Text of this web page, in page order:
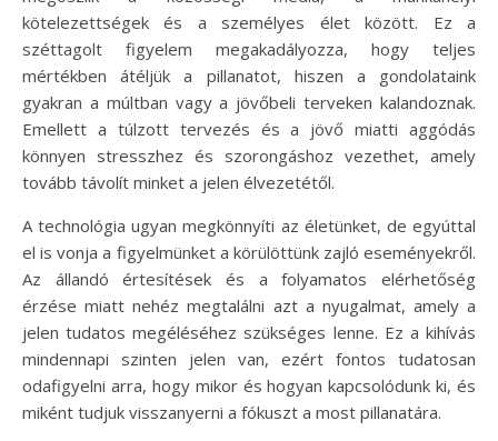
kötelezettségek és a személyes élet között. Ez a
széttagolt figyelem megakadályozza, hogy teljes
mértékben átéljük a pillanatot, hiszen a gondolataink
gyakran a múltban vagy a jövőbeli terveken kalandoznak.
Emellett a túlzott tervezés és a jövő miatti aggódás
könnyen stresszhez és szorongáshoz vezethet, amely
tovább távolít minket a jelen élvezetétől.
A technológia ugyan megkönnyíti az életünket, de egyúttal
el is vonja a figyelmünket a körülöttünk zajló eseményekről.
Az állandó értesítések és a folyamatos elérhetőség
érzése miatt nehéz megtalálni azt a nyugalmat, amely a
jelen tudatos megéléséhez szükséges lenne. Ez a kihívás
mindennapi szinten jelen van, ezért fontos tudatosan
odafigyelni arra, hogy mikor és hogyan kapcsolódunk ki, és
miként tudjuk visszanyerni a fókuszt a most pillanatára.